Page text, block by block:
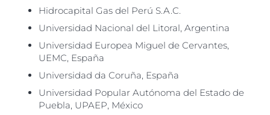
Hidrocapital Gas del Perú S.A.C.
Universidad Nacional del Litoral, Argentina
Universidad Europea Miguel de Cervantes,
UEMC, España
Universidad da Coruña, España
Universidad Popular Autónoma del Estado de
Puebla, UPAEP, México